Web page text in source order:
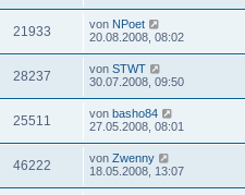
21933 von NPoet
20.08.2008, 08:02
28237 von STWT
30.07.2008, 09:50
25511 von basho84
27.05.2008, 08:01
46222 von Zwenny
18.05.2008, 13:07